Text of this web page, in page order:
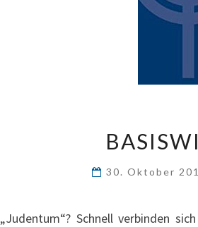
30. Oktober
„Judentum“? Schnell verbinden